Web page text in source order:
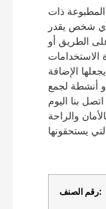
المطبوعة ذات
شخص يقدر
الطريق أو
الاستخدامات
الإضافة
أنشطة لجمع
اتصل بنا اليوم
والراحة
رقم الصنف: